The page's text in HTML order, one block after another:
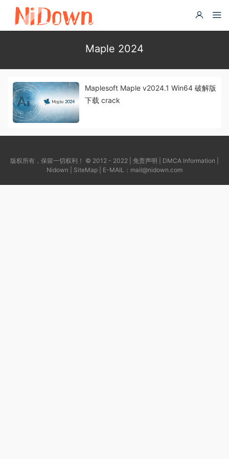
Maple 2024
Maplesoft Maple v2024.1 Win64 破解版
下载 crack
版权所有，保留一切权利！ © 2012 - 2022 | 免责声明 DMCA Information
Nidown
SiteMap | E-MAIL： mail@nidown.com